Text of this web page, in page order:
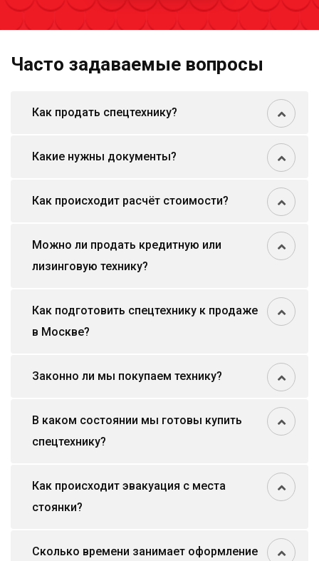
Часто задаваемые вопросы
Как продать спецтехнику?
Какие нужны документы?
Как происходит расчёт стоимости?
Можно ли продать кредитную или
лизинговую технику?
Как подготовить спецтехнику к продаже
в Москве?
Законно ли мы покупаем технику?
В каком состоянии мы готовы купить
спецтехнику?
Как происходит эвакуация с места
стоянки?
Сколько времени занимает оформление